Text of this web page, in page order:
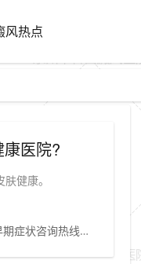
风热点
医院?
健康。
症状咨询热线 鲤城区